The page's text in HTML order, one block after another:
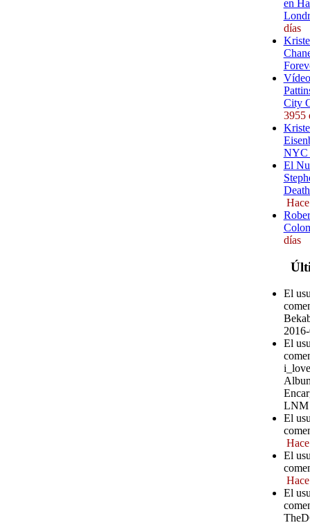
en
días
City
3955
NYC
El
días
El
El
LNM
El
El
El